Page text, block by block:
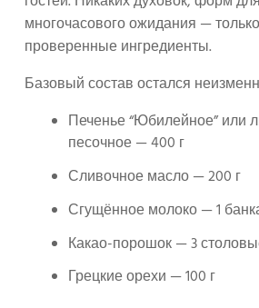
многочасового ожидания —
проверенные ингредиенты.
Базовый состав остался
Печенье “Юбилейное” или
песочное — 400 г
Сливочное масло — 200 г
Сгущённое молоко — 1
Какао-порошок — 3
Грецкие орехи — 100 г